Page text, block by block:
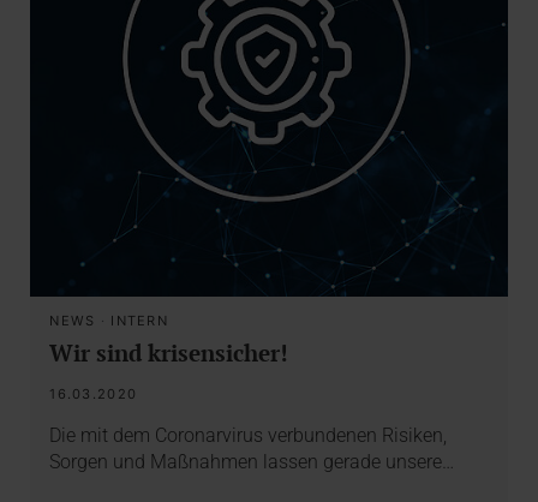
NEWS · INTERN
Wir sind krisensicher!
16.03.2020
Die mit dem Coronarvirus verbundenen Risiken,
Sorgen und Maßnahmen lassen gerade unsere…